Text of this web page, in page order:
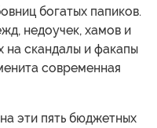
богатых папиков.
недоучек, хамов и
на скандалы и факапы
современная
эти пять бюджетных